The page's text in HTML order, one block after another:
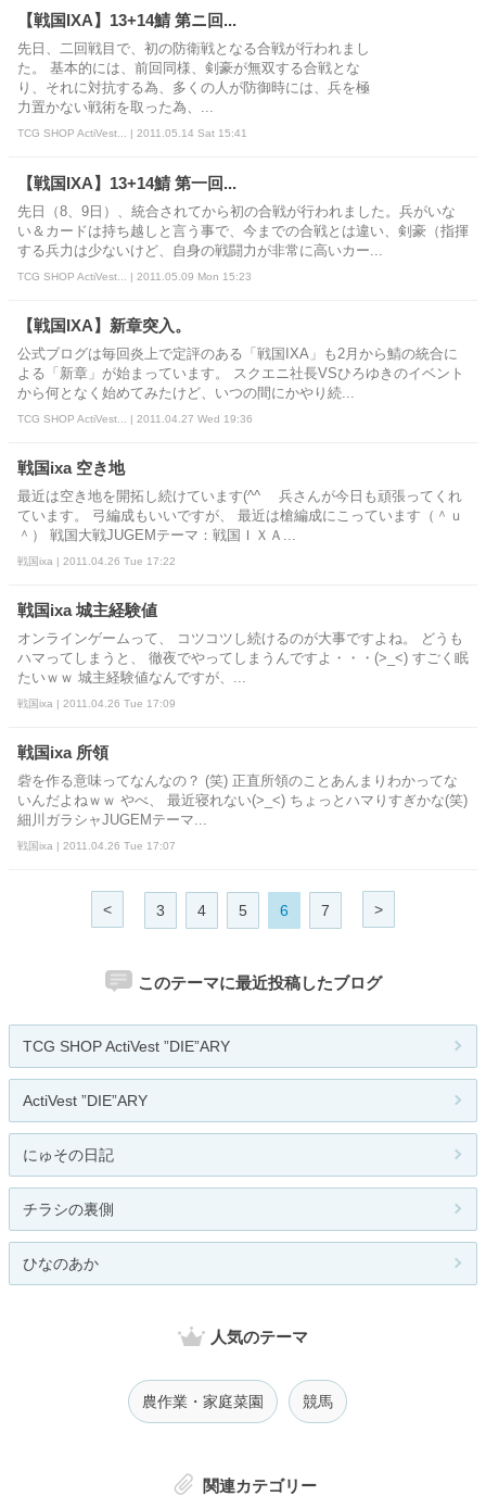
【戦国IXA】13+14鯖 第ニ回...
先日、二回戦目で、初の防衛戦となる合戦が行われまし
た。 基本的には、前回同様、剣豪が無双する合戦とな
り、それに対抗する為、多くの人が防御時には、兵を極
力置かない戦術を取った為、...
TCG SHOP ActiVest... | 2011.05.14 Sat 15:41
【戦国IXA】13+14鯖 第一回...
先日（8、9日）、統合されてから初の合戦が行われました。兵がいな
い＆カードは持ち越しと言う事で、今までの合戦とは違い、剣豪（指揮
する兵力は少ないけど、自身の戦闘力が非常に高いカー...
TCG SHOP ActiVest... | 2011.05.09 Mon 15:23
【戦国IXA】新章突入。
公式ブログは毎回炎上で定評のある「戦国IXA」も2月から鯖の統合に
よる「新章」が始まっています。 スクエニ社長VSひろゆきのイベント
から何となく始めてみたけど、いつの間にかやり続...
TCG SHOP ActiVest... | 2011.04.27 Wed 19:36
戦国ixa 空き地
最近は空き地を開拓し続けています(^^ゞ 兵さんが今日も頑張ってくれ
ています。 弓編成もいいですが、 最近は槍編成にこっています（＾ｕ
＾） 戦国大戦JUGEMテーマ：戦国ＩＸＡ...
戦国ixa | 2011.04.26 Tue 17:22
戦国ixa 城主経験値
オンラインゲームって、 コツコツし続けるのが大事ですよね。 どうも
ハマってしまうと、 徹夜でやってしまうんですよ・・・(>_<) すごく眠
たいｗｗ 城主経験値なんですが、...
戦国ixa | 2011.04.26 Tue 17:09
戦国ixa 所領
砦を作る意味ってなんなの？ (笑) 正直所領のことあんまりわかってな
いんだよねｗｗ やべ、 最近寝れない(>_<) ちょっとハマりすぎかな(笑)
細川ガラシャJUGEMテーマ...
戦国ixa | 2011.04.26 Tue 17:07
< 3 4 5 6 7 >
このテーマに最近投稿したブログ
TCG SHOP ActiVest ”DIE”ARY
ActiVest ”DIE”ARY
にゅその日記
チラシの裏側
ひなのあか
人気のテーマ
農作業・家庭菜園 競馬
関連カテゴリー